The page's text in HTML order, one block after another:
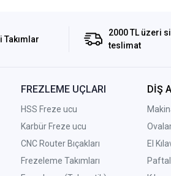
Takımlar
2000 TL üzeri
teslimat
FREZLEME UÇLARI
HSS Freze ucu
Karbür Freze ucu
CNC Router Bıçakları
Frezeleme Takımları
DİŞ
El